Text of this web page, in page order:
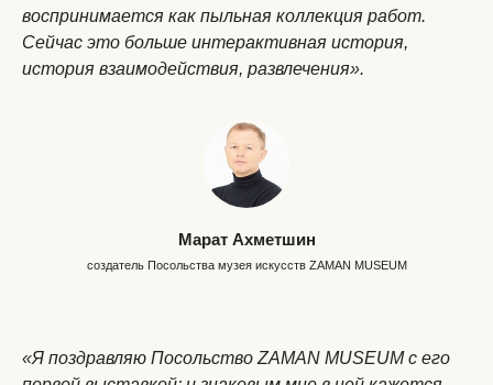
воспринимается как пыльная коллекция работ.
Сейчас это больше интерактивная история,
история взаимодействия, развлечения».
Марат Ахметшин
создатель Посольства музея искусств ZAMAN MUSEUM
«Я поздравляю Посольство ZAMAN MUSEUM с его